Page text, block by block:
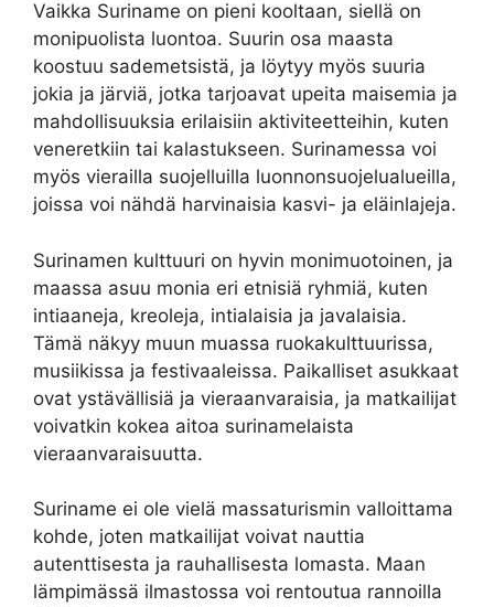
Vaikka Suriname on pieni kooltaan, siellä on
monipuolista luontoa. Suurin osa maasta
koostuu sademetsistä, ja löytyy myös suuria
jokia ja järviä, jotka tarjoavat upeita maisemia ja
mahdollisuuksia erilaisiin aktiviteetteihin, kuten
veneretkiin tai kalastukseen. Surinamessa voi
myös vierailla suojelluilla luonnonsuojelualueilla,
joissa voi nähdä harvinaisia kasvi- ja eläinlajeja.
Surinamen kulttuuri on hyvin monimuotoinen, ja
maassa asuu monia eri etnisiä ryhmiä, kuten
intiaaneja, kreoleja, intialaisia ja javalaisia.
Tämä näkyy muun muassa ruokakulttuurissa,
musiikissa ja festivaaleissa. Paikalliset asukkaat
ovat ystävällisiä ja vieraanvaraisia, ja matkailijat
voivatkin kokea aitoa surinamelaista
vieraanvaraisuutta.
Suriname ei ole vielä massaturismin valloittama
kohde, joten matkailijat voivat nauttia
autenttisesta ja rauhallisesta lomasta. Maan
lämpimässä ilmastossa voi rentoutua rannoilla